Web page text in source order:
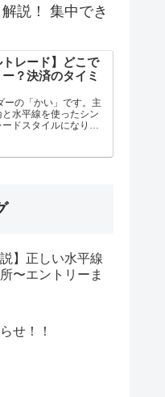
ド記録としてやってみ
説！ 集中でき
トレード】どこで
？決済のタイミ
ーの「かい」です。主
と水平線を使ったシン
ドスタイルになりま
観的に見てみたいの
ログ:https:/...
説】正しい水平線
〜エントリーま
せ！！